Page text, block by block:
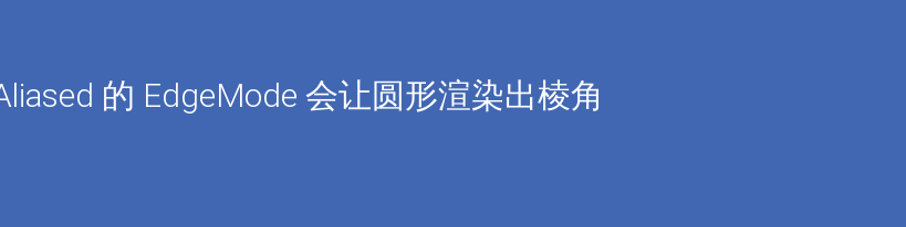
的 EdgeMode 会让圆形渲染出棱角